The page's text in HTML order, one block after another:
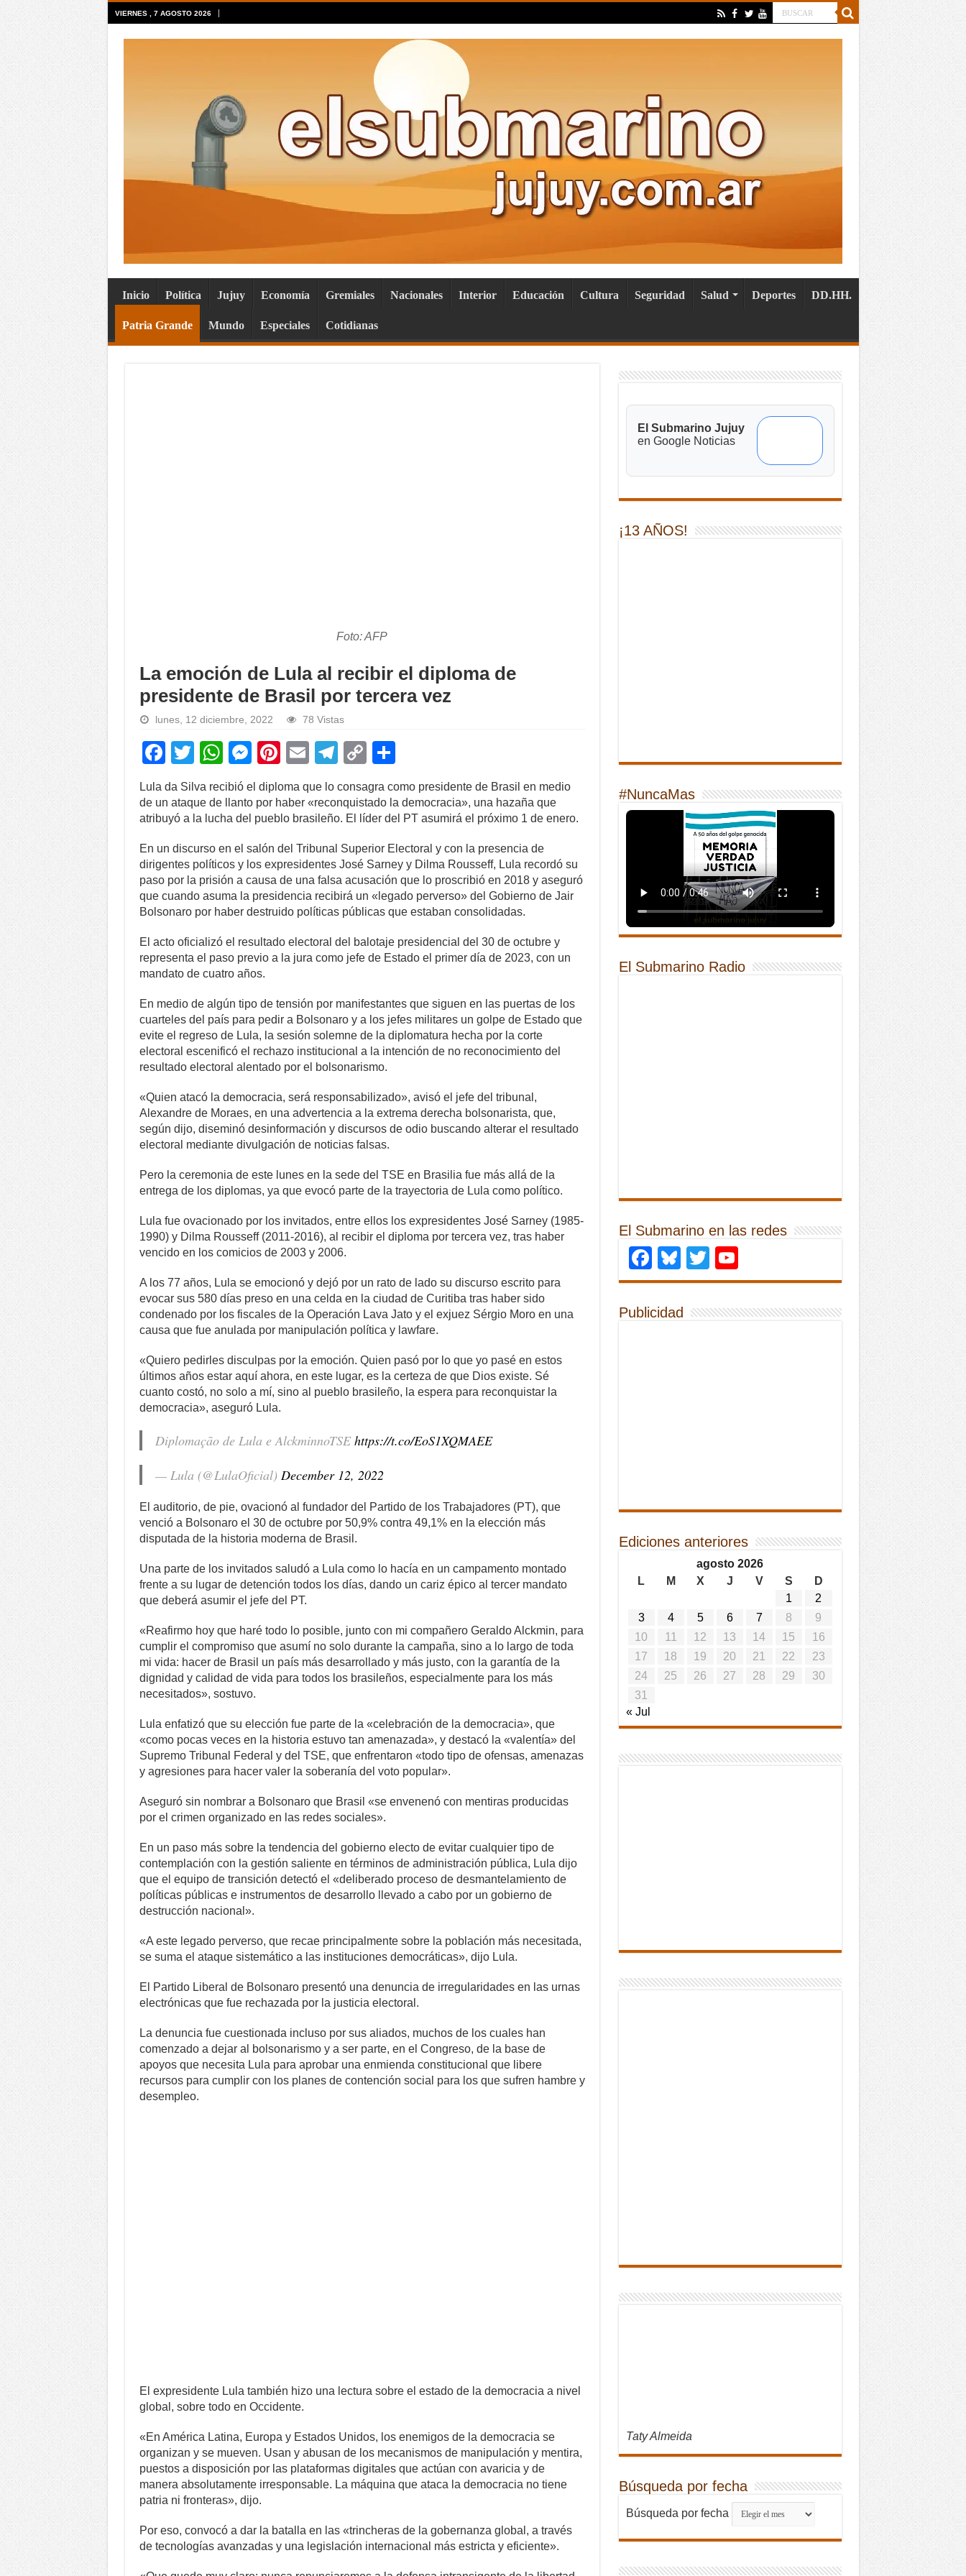
VIERNES , 7 AGOSTO 2026
Inicio Política Jujuy Economía Gremiales Nacionales Interior Educación Cultura Seguridad Salud Deportes DD.HH.
Patria Grande Mundo Especiales Cotidianas
Foto: AFP
La emoción de Lula al recibir el diploma de
presidente de Brasil por tercera vez
lunes, 12 diciembre, 2022 78 Vistas
F
a
c
e
b
o
o
k
T
tt
er
W
h
at
s
A
p
p
M
e
ss
e
n
g
er
Pi
er
e
st
E
m
ail
T
e
gr
a
m
C
p
y
Li
n
k
ar
e
Lula da Silva recibió el diploma que lo consagra como presidente de Brasil en medio
de un ataque de llanto por haber «reconquistado la democracia», una hazaña que
atribuyó a la lucha del pueblo brasileño. El líder del PT asumirá el próximo 1 de enero.
En un discurso en el salón del Tribunal Superior Electoral y con la presencia de
dirigentes políticos y los expresidentes José Sarney y Dilma Rousseff, Lula recordó su
paso por la prisión a causa de una falsa acusación que lo proscribió en 2018 y aseguró
que cuando asuma la presidencia recibirá un «legado perverso» del Gobierno de Jair
Bolsonaro por haber destruido políticas públicas que estaban consolidadas.
El acto oficializó el resultado electoral del balotaje presidencial del 30 de octubre y
representa el paso previo a la jura como jefe de Estado el primer día de 2023, con un
mandato de cuatro años.
En medio de algún tipo de tensión por manifestantes que siguen en las puertas de los
cuarteles del país para pedir a Bolsonaro y a los jefes militares un golpe de Estado que
evite el regreso de Lula, la sesión solemne de la diplomatura hecha por la corte
electoral escenificó el rechazo institucional a la intención de no reconocimiento del
resultado electoral alentado por el bolsonarismo.
«Quien atacó la democracia, será responsabilizado», avisó el jefe del tribunal,
Alexandre de Moraes, en una advertencia a la extrema derecha bolsonarista, que,
según dijo, diseminó desinformación y discursos de odio buscando alterar el resultado
electoral mediante divulgación de noticias falsas.
Pero la ceremonia de este lunes en la sede del TSE en Brasilia fue más allá de la
entrega de los diplomas, ya que evocó parte de la trayectoria de Lula como político.
Lula fue ovacionado por los invitados, entre ellos los expresidentes José Sarney (1985-
1990) y Dilma Rousseff (2011-2016), al recibir el diploma por tercera vez, tras haber
vencido en los comicios de 2003 y 2006.
A los 77 años, Lula se emocionó y dejó por un rato de lado su discurso escrito para
evocar sus 580 días preso en una celda en la ciudad de Curitiba tras haber sido
condenado por los fiscales de la Operación Lava Jato y el exjuez Sérgio Moro en una
causa que fue anulada por manipulación política y lawfare.
«Quiero pedirles disculpas por la emoción. Quien pasó por lo que yo pasé en estos
últimos años estar aquí ahora, en este lugar, es la certeza de que Dios existe. Sé
cuanto costó, no solo a mí, sino al pueblo brasileño, la espera para reconquistar la
democracia», aseguró Lula.
Diplomação de Lula e AlckminnoTSEhttps://t.co/EoS1XQMAEE
— Lula (@LulaOficial) December 12, 2022
El auditorio, de pie, ovacionó al fundador del Partido de los Trabajadores (PT), que
venció a Bolsonaro el 30 de octubre por 50,9% contra 49,1% en la elección más
disputada de la historia moderna de Brasil.
Una parte de los invitados saludó a Lula como lo hacía en un campamento montado
frente a su lugar de detención todos los días, dando un cariz épico al tercer mandato
que deberá asumir el jefe del PT.
«Reafirmo hoy que haré todo lo posible, junto con mi compañero Geraldo Alckmin, para
cumplir el compromiso que asumí no solo durante la campaña, sino a lo largo de toda
mi vida: hacer de Brasil un país más desarrollado y más justo, con la garantía de la
dignidad y calidad de vida para todos los brasileños, especialmente para los más
necesitados», sostuvo.
Lula enfatizó que su elección fue parte de la «celebración de la democracia», que
«como pocas veces en la historia estuvo tan amenazada», y destacó la «valentía» del
Supremo Tribunal Federal y del TSE, que enfrentaron «todo tipo de ofensas, amenazas
y agresiones para hacer valer la soberanía del voto popular».
Aseguró sin nombrar a Bolsonaro que Brasil «se envenenó con mentiras producidas
por el crimen organizado en las redes sociales».
En un paso más sobre la tendencia del gobierno electo de evitar cualquier tipo de
contemplación con la gestión saliente en términos de administración pública, Lula dijo
que el equipo de transición detectó el «deliberado proceso de desmantelamiento de
políticas públicas e instrumentos de desarrollo llevado a cabo por un gobierno de
destrucción nacional».
«A este legado perverso, que recae principalmente sobre la población más necesitada,
se suma el ataque sistemático a las instituciones democráticas», dijo Lula.
El Partido Liberal de Bolsonaro presentó una denuncia de irregularidades en las urnas
electrónicas que fue rechazada por la justicia electoral.
La denuncia fue cuestionada incluso por sus aliados, muchos de los cuales han
comenzado a dejar al bolsonarismo y a ser parte, en el Congreso, de la base de
apoyos que necesita Lula para aprobar una enmienda constitucional que libere
recursos para cumplir con los planes de contención social para los que sufren hambre y
desempleo.
El expresidente Lula también hizo una lectura sobre el estado de la democracia a nivel
global, sobre todo en Occidente.
«En América Latina, Europa y Estados Unidos, los enemigos de la democracia se
organizan y se mueven. Usan y abusan de los mecanismos de manipulación y mentira,
puestos a disposición por las plataformas digitales que actúan con avaricia y de
manera absolutamente irresponsable. La máquina que ataca la democracia no tiene
patria ni fronteras», dijo.
Por eso, convocó a dar la batalla en las «trincheras de la gobernanza global, a través
de tecnologías avanzadas y una legislación internacional más estricta y eficiente».
El Submarino Jujuy
en Google Noticias
¡13 AÑOS!
#NuncaMas
El Submarino Radio
El Submarino en las redes
Facebook
Bluesky
Twitter
Publicidad
Ediciones anteriores
agosto 2026
L
M X J V S
D
1
2
3
4 5 6 7 8
9
10
11 12 13 14 15
16
17
18 19 20 21 22
23
24
25 26 27 28 29
30
31
« Jul
Taty Almeida
Búsqueda por fecha
Búsqueda por fecha